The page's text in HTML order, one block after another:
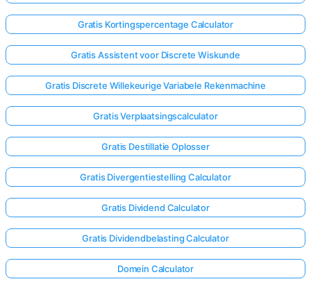
Log
hier
in!
Gratis Kortingspercentage Calculator
Gratis Assistent voor Discrete Wiskunde
Gratis Discrete Willekeurige Variabele Rekenmachine
Gratis Verplaatsingscalculator
Gratis Destillatie Oplosser
Gratis Divergentiestelling Calculator
Gratis Dividend Calculator
Gratis Dividendbelasting Calculator
Domein Calculator